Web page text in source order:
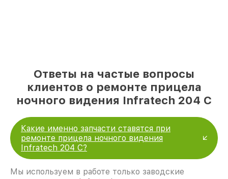
Ответы на частые вопросы
клиентов о ремонте прицела
ночного видения Infratech 204 С
Какие именно запчасти ставятся при
ремонте прицела ночного видения
Infratech 204 С?
Мы используем в работе только заводские